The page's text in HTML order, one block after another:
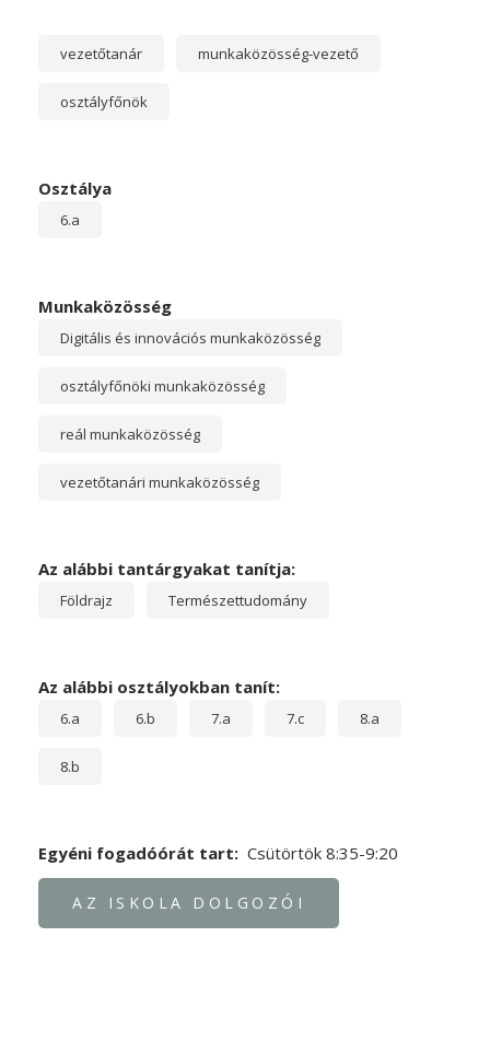
vezetőtanár munkaközösség-vezető
osztályfőnök
Osztálya
6.a
Munkaközösség
Digitális és innovációs munkaközösség
osztályfőnöki munkaközösség
reál munkaközösség
vezetőtanári munkaközösség
Az alábbi tantárgyakat tanítja:
Földrajz Természettudomány
Az alábbi osztályokban tanít:
6.a 6.b 7.a 7.c 8.a
8.b
Egyéni fogadóórát tart Csütörtök 8:35-9:20